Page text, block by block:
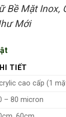
Bề Mặt Inox,
Mới
TIẾT
cao cấp (1
– 80 micron